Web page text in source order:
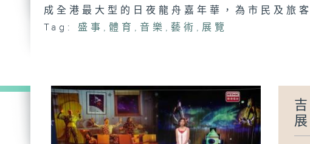
動漫
足球
成全港最大型的日夜龍舟嘉年華，為市民及旅
Tag:
盛事 , 體育 , 音樂 , 藝術 ,展覽
展